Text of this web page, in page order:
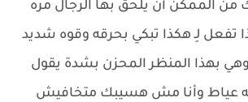
من الممكن أن يلحق بها الرجال مره
تفعل لِـ هكذا تبكي بحرقه وقوه شديد
وهي بهذا المنظر المحزن بشدة يقول
عياط وأنا مش هسيبك متخافيش